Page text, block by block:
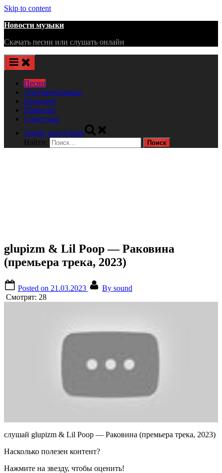
Skip to content
Новости музыки
Скачать песни или слушать онлайн
Песни
Документальные
Передачи
Приколы
Советские
Toggle search form
Найти:
glupizm & Lil Poop — Раковина
(премьера трека, 2023)
Posted on 21.03.2023 By sound
Смотрят: 28
слушай glupizm & Lil Poop — Раковина (премьера трека, 2023)
Насколько полезен контент?
Нажмите на звезду, чтобы оценить!